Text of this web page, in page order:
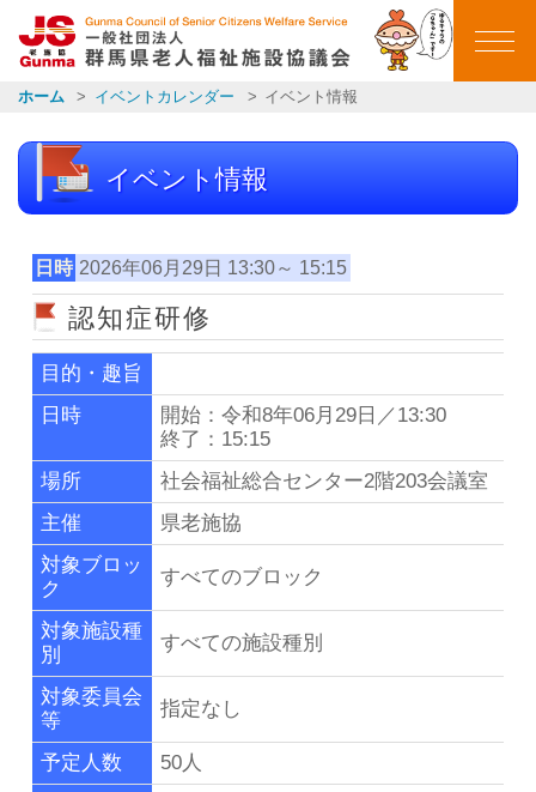
群馬県老人福祉施設
ホーム イベントカレンダー イベント情報
イベント情報
日時 2026年06月29日 13:30～ 15:15
認知症研修
目的・趣旨
日時
開始：令和8年06月29日／13:30
終了：15:15
場所
社会福祉総合センター2階203会議室
主催
県老施協
対象ブロッ
ク
すべてのブロック
対象施設種
別
すべての施設種別
対象委員会
等
指定なし
予定人数
50人
ごあいさつ
会員施設一覧
イベントカレンダー
イベント報告
お知らせ一覧
リンク集
群馬県老施協について
施設のご利用案内
事務局連絡先・所在地